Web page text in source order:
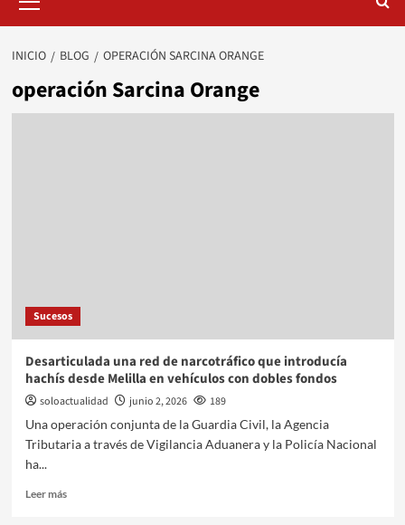
principal
INICIO BLOG OPERACIÓN SARCINA ORANGE
operación Sarcina Orange
Sucesos
Desarticulada una red de narcotráfico que introducía
hachís desde Melilla en vehículos con dobles fondos
soloactualidad junio 2, 2026
189
Una operación conjunta de la Guardia Civil, la Agencia
Tributaria a través de Vigilancia Aduanera y la Policía Nacional
ha...
Leer más